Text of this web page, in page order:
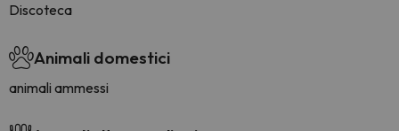
Discoteca
Animali domestici
animali ammessi